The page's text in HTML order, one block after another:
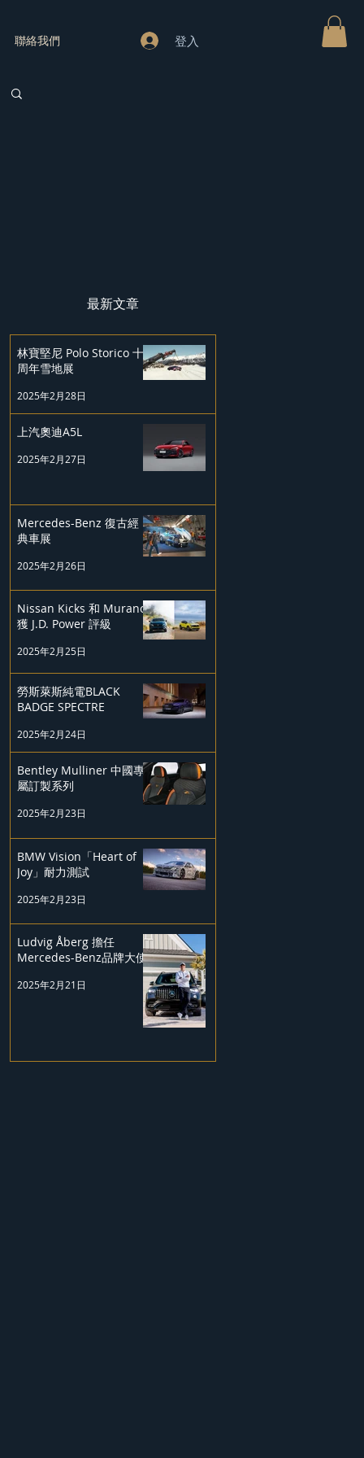
聯絡我們 登入
最新文章
林寶堅尼 Polo Storico 十
周年雪地展
2025年2月28日
上汽奧迪A5L
2025年2月27日
Mercedes-Benz 復古經
典車展
2025年2月26日
Nissan Kicks 和 Murano
獲 J.D. Power 評級
2025年2月25日
勞斯萊斯純電BLACK
BADGE SPECTRE
2025年2月24日
Bentley Mulliner 中國專
屬訂製系列
2025年2月23日
BMW Vision「Heart of
Joy」耐力測試
2025年2月23日
Ludvig Åberg 擔任
Mercedes-Benz品牌大使
2025年2月21日